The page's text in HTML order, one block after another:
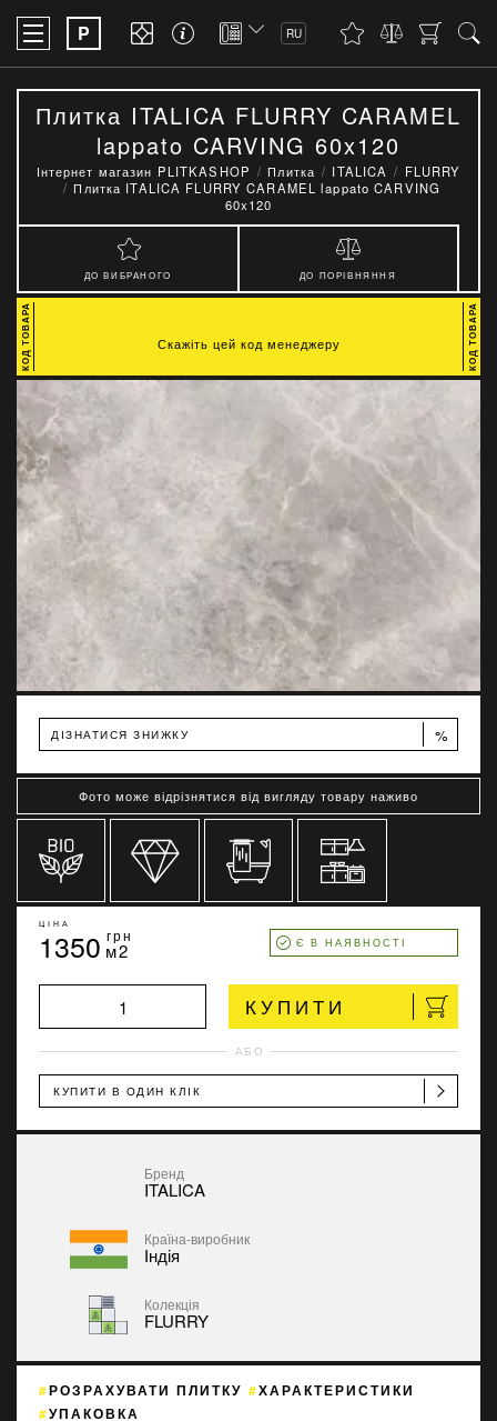
P RU
Плитка ITALICA FLURRY CARAMEL
lappato CARVING 60x120
Інтернет магазин PLITKASHOP Плитка ITALICA
FLURRY
Плитка ITALICA FLURRY CARAMEL lappato CARVING
60x120
ДО ВИБРАНОГО ДО ПОРІВНЯННЯ
ДІЗНАТИСЯ ЗНИЖКУ %
Фото може відрізнятися від вигляду товару наживо
ЦІНА
1350 грн
м2 Є В НАЯВНОСТІ
КУПИТИ
АБО
КУПИТИ В ОДИН КЛІК
Бренд
ITALICA
Країна-виробник
Індія
Колекція
FLURRY
РОЗРАХУВАТИ ПЛИТКУ
ХАРАКТЕРИСТИКИ
УПАКОВКА
Скажіть цей код менеджеру